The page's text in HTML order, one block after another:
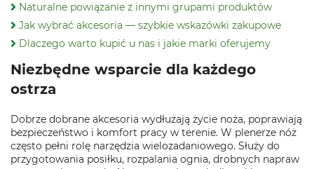
Naturalne powiązanie z innymi grupami produktów
Jak wybrać akcesoria — szybkie wskazówki zakupowe
Dlaczego warto kupić u nas i jakie marki oferujemy
Niezbędne wsparcie dla każdego
ostrza
Dobrze dobrane akcesoria wydłużają życie noża, poprawiają
bezpieczeństwo i komfort pracy w terenie. W plenerze nóż
często pełni rolę narzędzia wielozadaniowego. Służy do
przygotowania posiłku, rozpalania ognia, drobnych napraw